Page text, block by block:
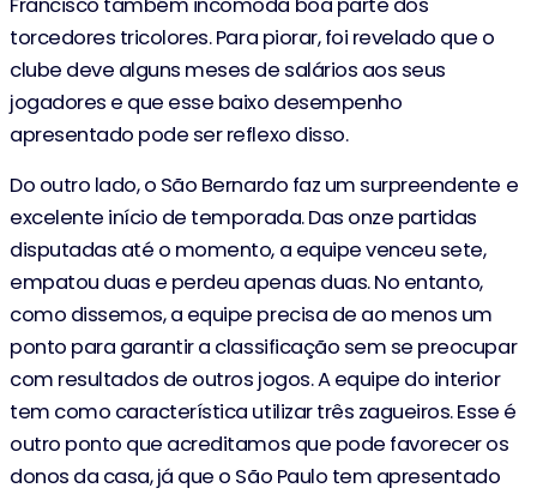
Francisco também incomoda boa parte dos
torcedores tricolores. Para piorar, foi revelado que o
clube deve alguns meses de salários aos seus
jogadores e que esse baixo desempenho
apresentado pode ser reflexo disso.
Do outro lado, o São Bernardo faz um surpreendente e
excelente início de temporada. Das onze partidas
disputadas até o momento, a equipe venceu sete,
empatou duas e perdeu apenas duas. No entanto,
como dissemos, a equipe precisa de ao menos um
ponto para garantir a classificação sem se preocupar
com resultados de outros jogos. A equipe do interior
tem como característica utilizar três zagueiros. Esse é
outro ponto que acreditamos que pode favorecer os
donos da casa, já que o São Paulo tem apresentado